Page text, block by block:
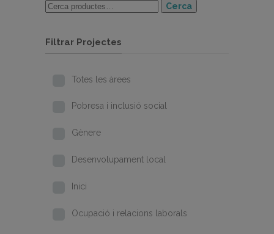
Cerca
Filtrar Projectes
Totes les àrees
Pobresa i inclusió social
Gènere
Desenvolupament local
Inici
Ocupació i relacions laborals